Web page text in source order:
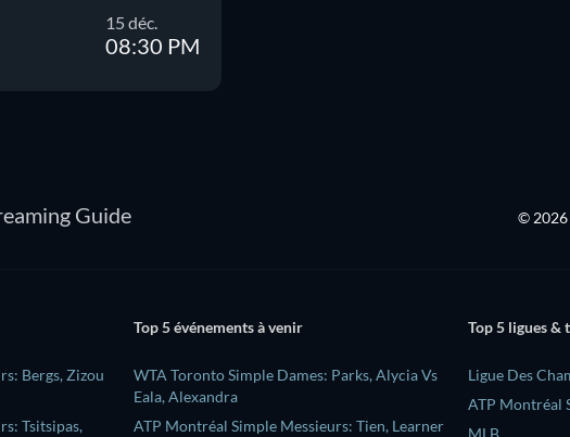
15 déc.
08:30 PM
Guide © 2026
Bergs, Zizou
Tsitsipas,
Top 5 événements à venir
WTA Toronto Simple Dames: Parks, Alycia Vs
Eala, Alexandra
ATP Montréal Simple Messieurs: Tien, Learner
Top 5 ligues &
Ligue Des
ATP Montréal
MLB